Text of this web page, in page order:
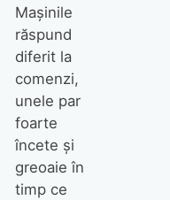
Maşinile
răspund
diferit la
comenzi,
unele par
foarte
încete şi
greoaie în
timp ce